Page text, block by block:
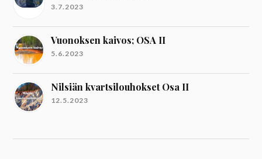
3.7.2023
Vuonoksen kaivos; OSA II
5.6.2023
Nilsiän kvartsilouhokset Osa II
12.5.2023